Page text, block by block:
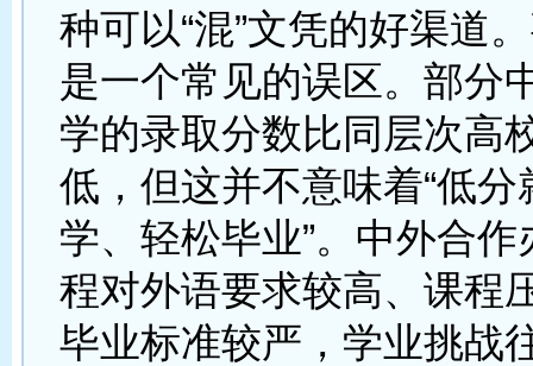
种可以“混”文凭的好渠道
是一个常见的误区。部分
学的录取分数比同层次高
低，但这并不意味着“低分
学、轻松毕业”。中外合作
程对外语要求较高、课程
毕业标准较严，学业挑战